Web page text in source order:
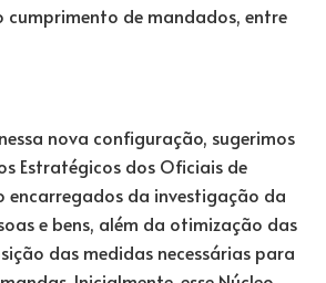
cumprimento de mandados, entre
nova configuração, sugerimos
Estratégicos dos Oficiais de
encarregados da investigação da
e bens, além da otimização das
das medidas necessárias para